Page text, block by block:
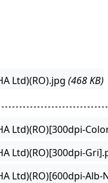
Ltd)(RO).jpg (468 KB)
Ltd)(RO)[300dpi-
Ltd)(RO)[300dpi-
Ltd)(RO)[600dpi-